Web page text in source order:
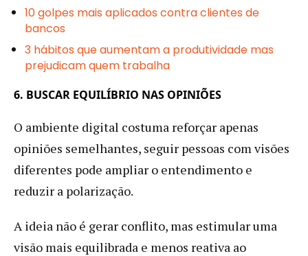
10 golpes mais aplicados contra clientes de
bancos
3 hábitos que aumentam a produtividade mas
prejudicam quem trabalha
6. BUSCAR EQUILÍBRIO NAS OPINIÕES
O ambiente digital costuma reforçar apenas
opiniões semelhantes, seguir pessoas com visões
diferentes pode ampliar o entendimento e
reduzir a polarização.
A ideia não é gerar conflito, mas estimular uma
visão mais equilibrada e menos reativa ao